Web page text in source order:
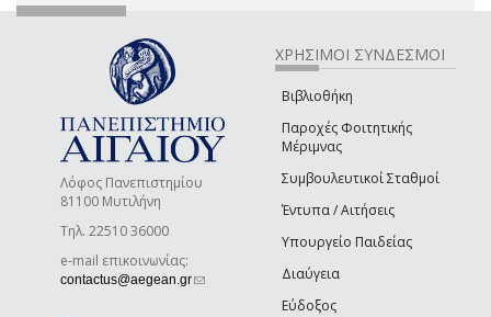
Λόφος Πανεπιστημίου
81100 Μυτιλήνη
Τηλ. 22510 36000
e-mail επικοινωνίας:
contactus@aegean.gr(link sends e-mail)
ΧΡΗΣΙΜΟΙ ΣΥΝΔΕΣΜΟΙ
Βιβλιοθήκη
Παροχές Φοιτητικής
Μέριμνας
Συμβουλευτικοί Σταθμοί
Έντυπα / Αιτήσεις
Υπουργείο Παιδείας
Διαύγεια
Εύδοξος